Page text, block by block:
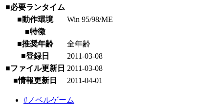
■必要ランタイム
■動作環境
Win 95/98/ME
■特徴
■推奨年齢
全年齢
■登録日
2011-03-08
■ファイル更新日 2011-03-08
■情報更新日
2011-04-01
#ノベルゲーム